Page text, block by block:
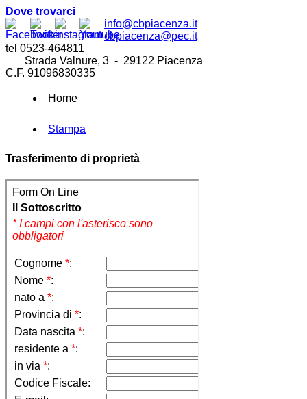
Dove trovarci
info@cbpiacenza.it
cbpiacenza@pec.it
tel 0523-464811
Strada Valnure, 3 - 29122 Piacenza
C.F. 91096830335
Home
Stampa
Trasferimento di proprietà